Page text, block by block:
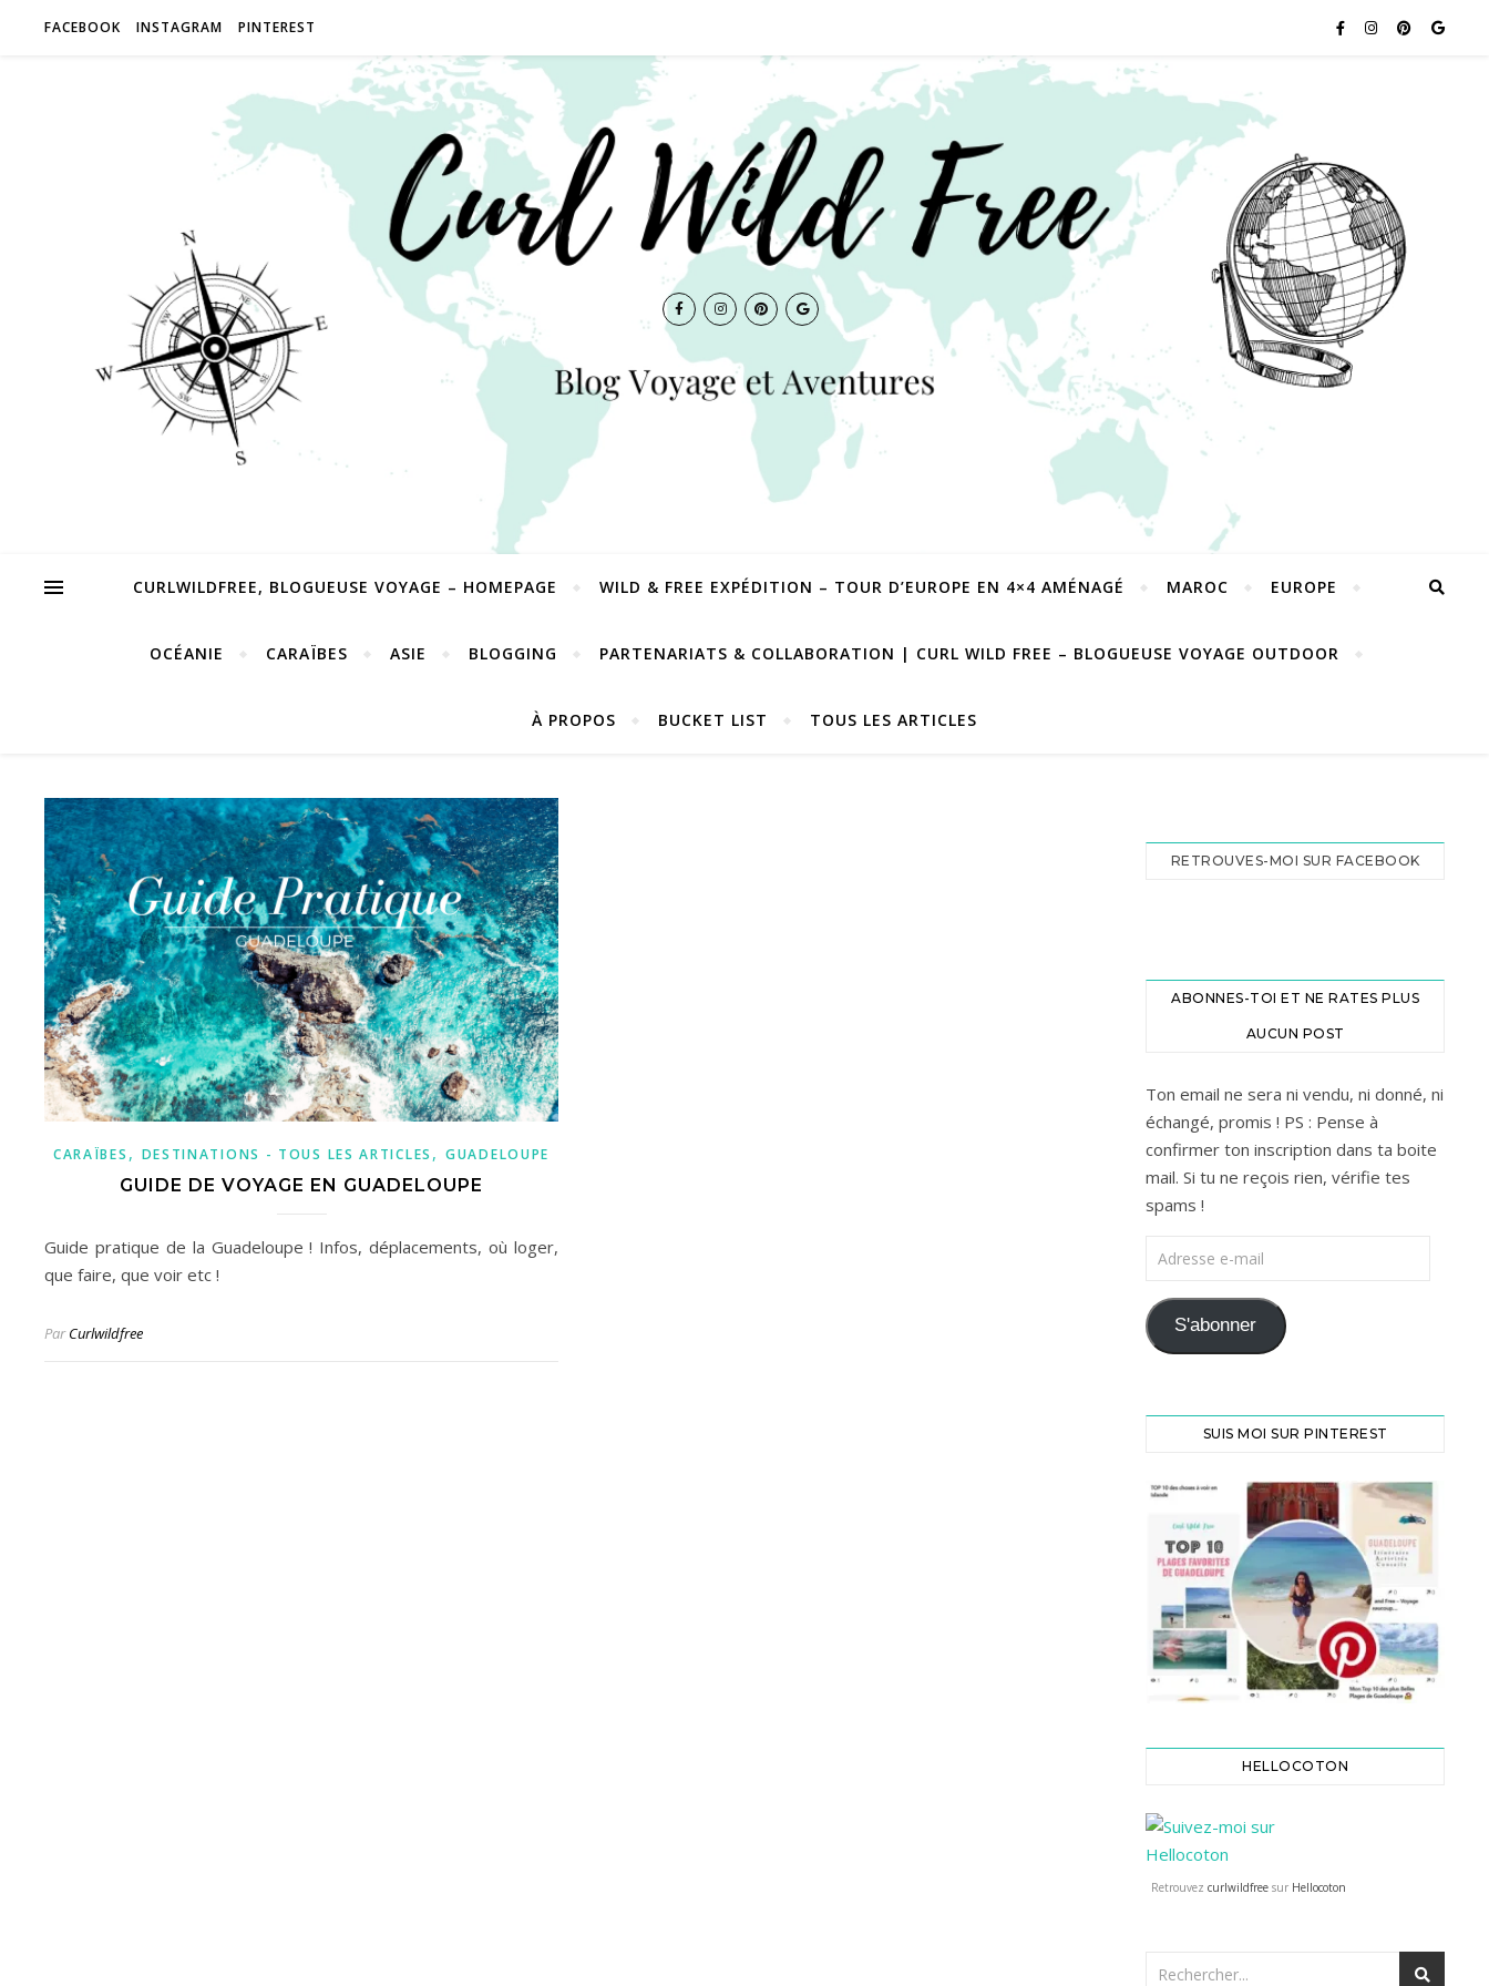
FACEBOOK INSTAGRAM PINTEREST
CURLWILDFREE, BLOGUEUSE VOYAGE – HOMEPAGE WILD & FREE EXPÉDITION – TOUR D’EUROPE EN 4×4 AMÉNAGÉ MAROC EUROPE
OCÉANIE CARAÏBES ASIE BLOGGING PARTENARIATS & COLLABORATION | CURL WILD FREE – BLOGUEUSE VOYAGE OUTDOOR
À PROPOS BUCKET LIST TOUS LES ARTICLES
CARAÏBES , DESTINATIONS - TOUS LES ARTICLES , GUADELOUPE
GUIDE DE VOYAGE EN GUADELOUPE
Guide pratique de la Guadeloupe ! Infos, déplacements, où loger,
que faire, que voir etc !
ParCurlwildfree
RETROUVES-MOI SUR FACEBOOK
ABONNES-TOI ET NE RATES PLUS
AUCUN POST
Ton email ne sera ni vendu, ni donné, ni
échangé, promis ! PS : Pense à
confirmer ton inscription dans ta boite
mail. Si tu ne reçois rien, vérifie tes
spams !
Adresse e-mail
S'abonner
SUIS MOI SUR PINTEREST
HELLOCOTON
Retrouvez curlwildfree sur Hellocoton